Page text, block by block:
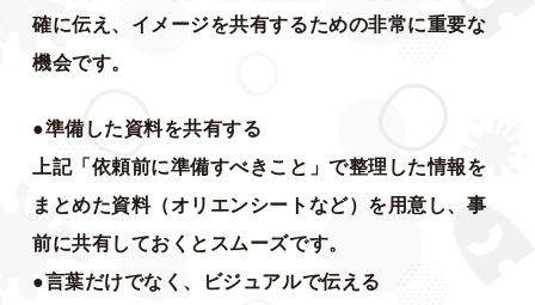
確に伝え、イメージを共有するための非常に重要な
機会です。
●準備した資料を共有する
上記「依頼前に準備すべきこと」で整理した情報を
まとめた資料（オリエンシートなど）を用意し、事
前に共有しておくとスムーズです。
●言葉だけでなく、ビジュアルで伝える